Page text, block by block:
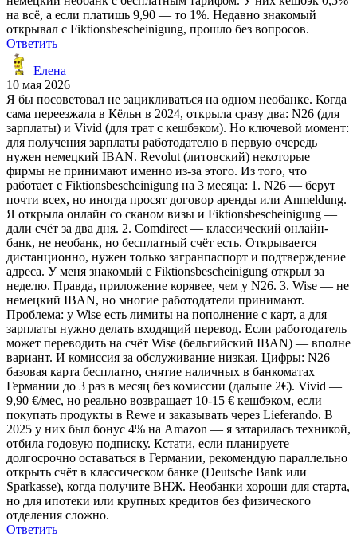
на всё, а если платишь 9,90 — то 1%. Недавно знакомый
открывал с Fiktionsbescheinigung, прошло без вопросов.
Ответить
Елена
10 мая 2026
Я бы посоветовал не зацикливаться на одном необанке. Когда
сама переезжала в Кёльн в 2024, открыла сразу два: N26 (для
зарплаты) и Vivid (для трат с кешбэком). Но ключевой момент:
для получения зарплаты работодателю в первую очередь
нужен немецкий IBAN. Revolut (литовский) некоторые
фирмы не принимают именно из-за этого. Из того, что
работает с Fiktionsbescheinigung на 3 месяца: 1. N26 — берут
почти всех, но иногда просят договор аренды или Anmeldung.
Я открыла онлайн со сканом визы и Fiktionsbescheinigung —
дали счёт за два дня. 2. Comdirect — классический онлайн-
банк, не необанк, но бесплатный счёт есть. Открывается
дистанционно, нужен только загранпаспорт и подтверждение
адреса. У меня знакомый с Fiktionsbescheinigung открыл за
неделю. Правда, приложение корявее, чем у N26. 3. Wise — не
немецкий IBAN, но многие работодатели принимают.
Проблема: у Wise есть лимиты на пополнение с карт, а для
зарплаты нужно делать входящий перевод. Если работодатель
может переводить на счёт Wise (бельгийский IBAN) — вполне
вариант. И комиссия за обслуживание низкая. Цифры: N26 —
базовая карта бесплатно, снятие наличных в банкоматах
Германии до 3 раз в месяц без комиссии (дальше 2€). Vivid —
9,90 €/мес, но реально возвращает 10-15 € кешбэком, если
покупать продукты в Rewe и заказывать через Lieferando. В
2025 у них был бонус 4% на Amazon — я затарилась техникой,
отбила годовую подписку. Кстати, если планируете
долгосрочно оставаться в Германии, рекомендую параллельно
открыть счёт в классическом банке (Deutsche Bank или
Sparkasse), когда получите ВНЖ. Необанки хороши для старта,
но для ипотеки или крупных кредитов без физического
отделения сложно.
Ответить